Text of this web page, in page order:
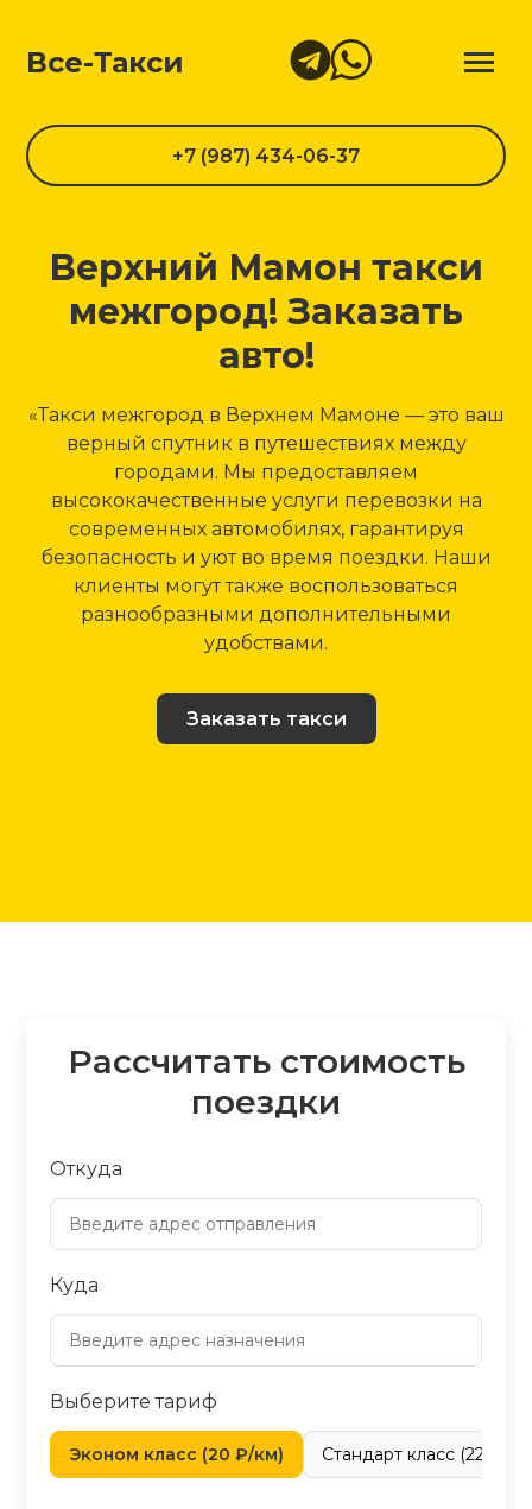
Все-Такси
+7 (987) 434-06-37
Верхний Мамон такси
межгород! Заказать
авто!
«Такси межгород в Верхнем Мамоне — это ваш
верный спутник в путешествиях между
городами. Мы предоставляем
высококачественные услуги перевозки на
современных автомобилях, гарантируя
безопасность и уют во время поездки. Наши
клиенты могут также воспользоваться
разнообразными дополнительными
удобствами.
Заказать такси
Рассчитать стоимость
поездки
Откуда
Куда
Выберите тариф
Эконом класс (20 ₽/км) Стандарт класс (22 ₽/